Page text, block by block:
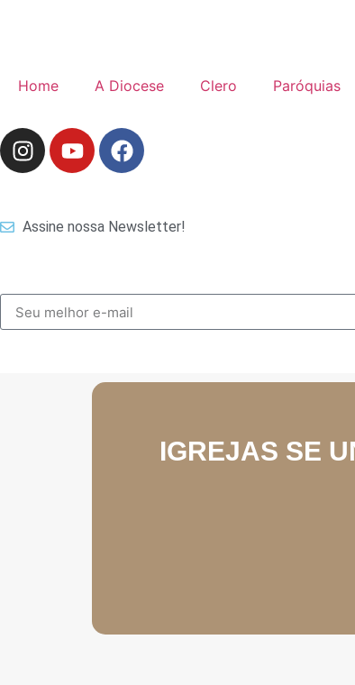
Home A Diocese Clero Paróquias
Assine nossa Newsletter!
IGREJAS SE